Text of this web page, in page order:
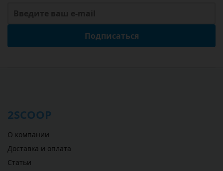
Подписаться
2SCOOP
О компании
Доставка и оплата
Статьи